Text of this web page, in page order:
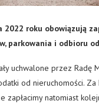
2022 roku obowiązują
parkowania i odbioru
uchwalone przez Radę
od nieruchomości. Za
zapłacimy natomiast